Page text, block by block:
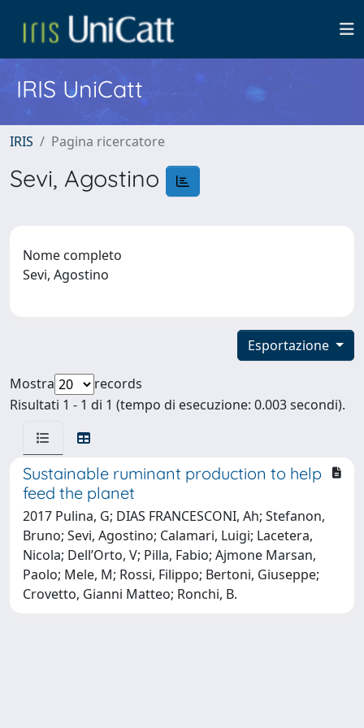
IRIS UniCatt
IRIS Pagina ricercatore
Sevi, Agostino
Nome completo
Sevi, Agostino
Esportazione
Mostra
records
Risultati 1 - 1 di 1 (tempo di esecuzione: 0.003 secondi).
Sustainable ruminant production to help
feed the planet
2017 Pulina, G; DIAS FRANCESCONI, Ah; Stefanon,
Bruno; Sevi, Agostino; Calamari, Luigi; Lacetera,
Nicola; Dell’Orto, V; Pilla, Fabio; Ajmone Marsan,
Paolo; Mele, M; Rossi, Filippo; Bertoni, Giuseppe;
Crovetto, Gianni Matteo; Ronchi, B.